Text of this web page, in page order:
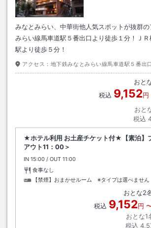
みなとみらい、中華街他人気スポットが抜群の
みらい線馬車道駅５番出口より徒歩１分！Ｊ
駅より徒歩５分！
アクセス： 地下鉄みなとみらい線馬車道駅５番出
おと
税込 9,152円
おと
税込
★ホテル利用 お土産チケット付★【素泊】
アウト11：00＞
IN チェックイン
15:00 / OUT チェックアウト
11:00
食事なし
【禁煙】おまかせルーム ※タイプは選べません
おとな2
税込 9,152円
おとな1
税込